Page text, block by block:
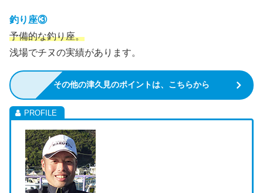
釣り座③
予備的な釣り座。
浅場でチヌの実績があります。
その他の津久見のポイントは、こちらから